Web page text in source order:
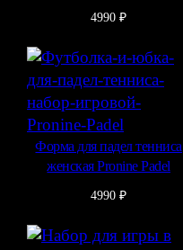
4990₽
Форма для падел тенниса
женская Pronine Padel
4990₽